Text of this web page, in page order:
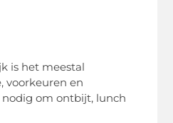
is het meestal
voorkeuren en
nodig om ontbijt, lunch